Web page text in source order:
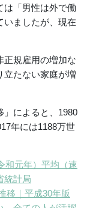
は「男性は外で働
いましたが、現在
正規雇用の増加な
立たない家庭が増
」によると、1980
年には1188万世
和元年）平均（速
統計局
移｜平成30年版